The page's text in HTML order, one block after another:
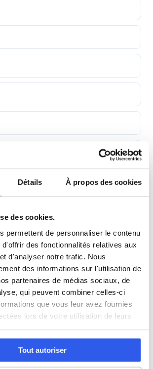
Détails À propos des cookies
des cookies.
permettent de personnaliser le contenu
des fonctionnalités relatives aux
d'analyser notre trafic. Nous
des informations sur l'utilisation de
partenaires de médias sociaux, de
qui peuvent combiner celles-ci
que vous leur avez fournies
lors de votre utilisation de leurs
Tout autoriser
(Supérieur & Adultes)